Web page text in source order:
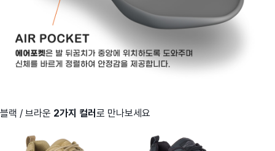
블랙 / 브라운 2가지 컬러 로 만나보세요